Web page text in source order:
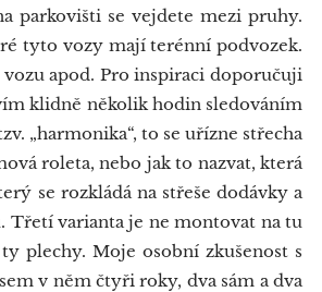
parkovišti se vejdete mezi pruhy.
tyto vozy mají terénní podvozek.
apod. Pro inspiraci doporučuji
klidně několik hodin sledováním
„harmonika“, to se uřízne střecha
roleta, nebo jak to nazvat, která
se rozkládá na střeše dodávky a
Třetí varianta je ne montovat na tu
plechy. Moje osobní zkušenost s
v něm čtyři roky, dva sám a dva